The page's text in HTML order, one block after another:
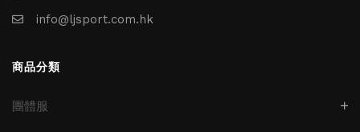
info@ljsport.com.hk
商品分類
團體服